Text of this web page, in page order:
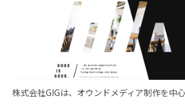
株式会社GIGは、オウンドメディア制作を中